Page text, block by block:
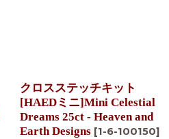
クロスステッチキット
[HAEDミニ]Mini Celestial
Dreams 25ct - Heaven and
Earth Designs [1-6-100150]